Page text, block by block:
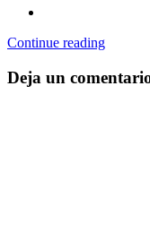
Continue reading
Deja un